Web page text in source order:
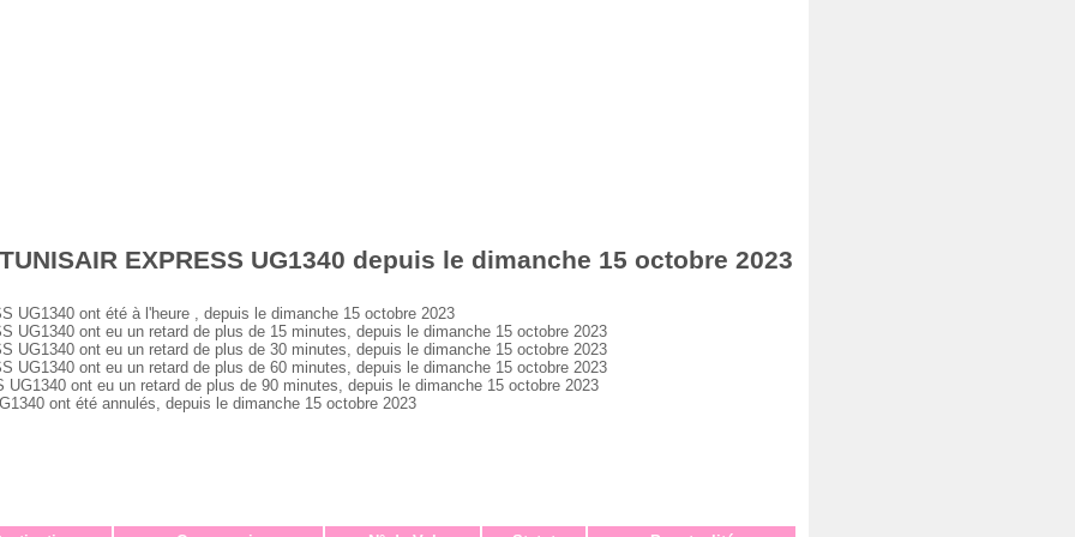
EXPRESS UG1340 depuis le dimanche 15 octobre 2023
ont été à l'heure , depuis le dimanche 15 octobre 2023
ont eu un retard de plus de 15 minutes, depuis le dimanche 15 octobre 2023
ont eu un retard de plus de 30 minutes, depuis le dimanche 15 octobre 2023
ont eu un retard de plus de 60 minutes, depuis le dimanche 15 octobre 2023
ont eu un retard de plus de 90 minutes, depuis le dimanche 15 octobre 2023
ont été annulés, depuis le dimanche 15 octobre 2023